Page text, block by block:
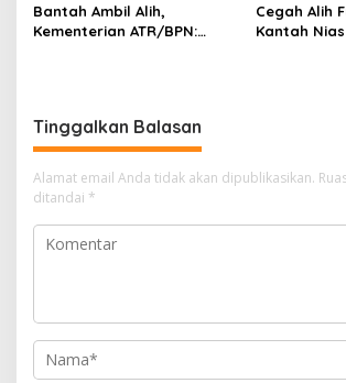
Bantah Ambil Alih,
Kementerian ATR/BPN:
Cegah Alih
Kantah
Tinggalkan Balasan
Alamat email Anda tidak akan dipublikasikan.
ditandai *